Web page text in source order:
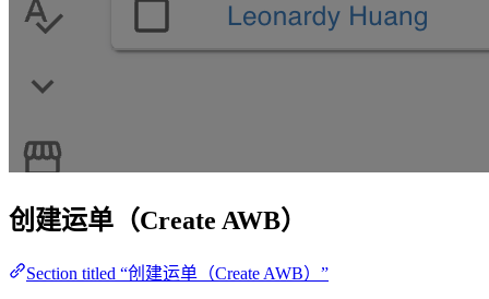
创建运单（Create AWB）
Section titled “创建运单（Create AWB）”